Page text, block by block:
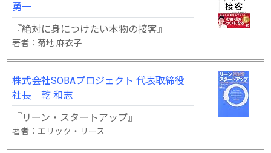
勇一
『絶対に身につけたい本物の接客』
著者：菊地 麻衣子
株式会社SOBAプロジェクト 代表取締役
社長 乾 和志
『リーン・スタートアップ』
著者：エリック・リース